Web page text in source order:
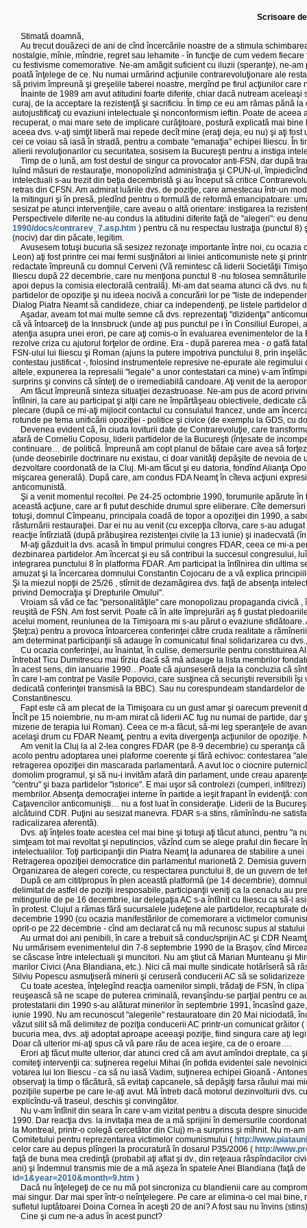
Scrisoare
Stimată doamnă,
Au trecut douăzeci de ani de cînd încercările noastre de a stimula
nostalgie, mînie, mîndrie, regret sau lehamite - în funcţie de cum vedem
cu festivisme comemorative. Ne-am amăgit suficient cu iluzii (speranţe), ne-
poată înţelege de ce. Nu numai urmărind acţiunile contrarevoluţionare ale
să privim împreună şi greşelile taberei noastre, mergînd pe firul acţiunilor care
Înainte de 1989 am avut atitudini foarte diferite, chiar dacă nutream
curaj, de la acceptare la rezistenţă şi sacrificiu. În timp ce eu am rămas pănă
autojustificaţi cu evaziuni intelectuale şi nonconformism ieftin. Poate de
recuperat, o mai mare sete de implicare curăţitoare, postură explicată mai bine
aceea dvs. v-aţi simţit liberă mai repede decît mine (eraţi deja, eu nu) şi aţi
cei ce voiau să iasă în stradă, pentru a combate "emanaţia" echipei Iliescu. În
alierii revoluţionarilor cu securitatea, sosisem la Bucureşti pentru a instiga
Timp de o lună, am fost destul de singur ca provocator anti-FSN, dar după
luînd măsuri de restauraţie, monopolizînd administraţia şi CPUN-ul,
intelectuali s-au trezit din beţia decembristă şi au început să critice
retras din CFSN. Am admirat luările dvs. de poziţie, care amestecau într-un
la mitinguri şi în presă, pledînd pentru o formulă de reformă emancipatoare:
sesizat pe atunci intervenţiile, care aveau o altă orientare: instigarea la
Perspectivele diferite ne-au condus la atitudini diferite faţă de "alegeri": eu
1990/docs/contrarev_7.asp.htm ) pentru că nu respectau lustraţia (punctul
(nociv) dar din păcate, legitim.
Avusesem totuşi bucuria să sesizez rezonaţe importante între noi, cu
Leon) aţi fost printre cei mai fermi susţinători ai liniei anticomuniste nete şi
redactate împreună cu domnul Cerveni (Vă remintesc că liderii Societăţii
Iliescu după 22 decembrie, care nu menţiona punctul 8 -nu folosea
apoi depus la comisia electorală centrală). Mi-am dat seama atunci că dvs.
partidelor de opoziţie şi nu ideea nocivă a concurării lor pe "liste de
Dialog Piatra Neamt să candideze, chiar ca independenţi, pe listele partidelor
Aşadar, aveam tot mai multe semne că dvs. reprezentaţi "dizidenţa"
că vă întoarceţi de la Innsbruck (unde aţi pus punctul pe i în Consiliul
atenţia asupra unei erori, pe care aţi comis-o în evaluarea evenimentelor de
rezolve criza cu ajutorul forţelor de ordine. Era - după parerea mea - o gafă
FSN-ului lui Iliescu şi Roman (ajuns la putere impotriva punctului 8, prin
contestau justificat -, folosind instrumentele represive ne-epurate ale
altele, expunerea la represalii "legale" a unor contestatari ca mine) v-am
surprins şi convins că sînteţi de o iremediabilă candoare. Aţi venit de la
Am făcut împreună sinteza situaţiei dezastruoase. Ne-am pus de acord
întîlniri, la care au participat şi alţii care ne împărtăşeau obiectivele, dedicate
plecare (după ce mi-aţi mijlocit contactul cu consulatul francez, unde am
rotunde pe tema unificării opoziţiei - politice şi civice (de exemplu la GDS, cu
Devenea evident că, în ciuda loviturii date de Contrarevoluţie, care
afară de Corneliu Coposu, liderii partidelor de la Bucureşti (înţesate de
continuare… de politică. Împreună am copt planul de bătaie care avea să
(unde deosebirile doctrinare nu existau, ci doar vanităţi depăşite de nevoia
dezvoltare coordonată de la Cluj. Mi-am făcut şi eu datoria, fondînd Alianţa
mişcarea generală). După care, am condus FDA Neamţ în cîteva acţiuni
anticomunistă.
Şi a venit momentul recoltei. Pe 24-25 octombrie 1990, forumurile apărute
această acţiune, care ar fi putut deschide drumul spre eliberare. Cîte
totuşi, domnul Cîmpeanu, principala coadă de topor a opoziţiei din 1990, a
răsturnării restauraţiei. Dar ei nu au venit (cu excepţia cîtorva, care s-au
reacţie întîrziată (după prăbuşirea rezistenţei civile la 13 iunie) şi inadecvată
M-aţi găzduit la dvs. acasă în timpul primului congres FDAR, ceea ce mi-a
dezbinarea partidelor. Am încercat şi eu să contribui la succesul congresului,
integrarea punctului 8 în platforma FDAR. Am participat la întîlnirea din ultima
amuzat şi la încercarea domnului Constantin Cojocaru de a vă explica
Şi la miezul nopţii de 25/26 , stîrnit de dezamăgirea dvs. faţă de absenţa
privind Democraţia şi Drepturile Omului".
Vroiam să văd ce fac "personalităţile" care monopolizau propaganda civică
reuşită de FSN. Am fost servit. Poate că în alte împrejurări aş fi gustat
acelui moment, reuniunea de la Timişoara mi s-au părut o evaziune
Şteţca) pentru a provoca întoarcerea conferinţei către cruda realitate a
am determinat participanţii să adauge în comunicatul final solidarizarea cu
Cu ocazia conferinţei, au înaintat, în culise, demersurile pentru constituirea
întrebat Ticu Dumitrescu mai tîrziu dacă să mă adauge la lista membrilor
în acest sens, din ianuarie 1990…Poate că ajunseseră deja la concluzia că
în care l-am contrat pe Vasile Popovici, care susţinea că securiştii reversibili
dedicată conferinţei transmisă la BBC). Sau nu corespundeam standardelor
Constantinescu.
Fapt este că am plecat de la Timişoara cu un gust amar şi oarecum
Încît pe 15 noiembrie, nu m-am mirat că liderii AC fug nu numai de partide,
mizerie de terapia lui Roman). Ceea ce m-a făcut, să-mi leg speranţele de
acelaşi drum cu FDAR Neamţ, pentru a evita divergenţa acţiunilor de
Am venit la Cluj la al 2-lea congres FDAR (pe 8-9 decembrie) cu speranţa
acolo pentru adoptarea unei plaforme coerente şi fără echivoc: contestarea
retragerea opoziţiei din mascarada parlamentară. A avut loc o ciocnire
domolim programul, şi să nu-i invităm afară din parlament, unde creau
"centru" şi baza partidelor "istorice". E mai uşor să controlezi (cumperi,
membrilor. Absenţa democraţiei interne în partide a ieşit frapant în evidenţă:
Caţavencilor anticomunişti… nu a fost luat în consideraţie. Liderii de la
alcătuind CDR. Puţini au sesizat manevra. FDAR s-a stins, rămînîndu-ne
radicalizarea aferentă).
Dvs. aţi înţeles toate acestea cel mai bine şi totuşi aţi tăcut atunci, pentru "a
simţeam tot mai revoltat şi neputincios, văzînd cum se alege praful din
intelectualilor. Toţi participanţii din Piatra Neamţ la adunarea de stabilire a
Retragerea opoziţiei democratice din parlamentul marionetă 2. Demisia
Organizarea de alegeri corecte, cu respectarea punctului 8, de un guvern de
După ce am citit/propus în plen această platformă (pe 14 decembrie),
delimitat de astfel de poziţii iresposabile, participanţii veniţi ca la cenaclu au
mitingurile de pe 16 decembrie, iar delegaţia AC s-a întîlnit cu Iliescu ca să-l
în protest. Clujul a rămas fără sucursalele judeţene ale partidelor, recapturate
decembrie 1990 (cu ocazia manifestărilor de comemorare a victimelor
oprit-o pe 22 decembrie - cînd am declarat că nu mă recunosc supus al
Au urmat doi ani penibili, în care a trebuit să conduc/sprijin AC şi CDR
Nu urmărisem evenimentelul din 7-8 septembrie 1990 de la Braşov, cînd
se căscase între intelectuali şi muncitori. Nu am ştiut că Marian Munteanu şi
marilor Civici (Ana Blandiana, etc.). Nici că mai multe sindicate hotărîseră să
Silviu Popescu asmuţiseră minerii şi ceruseră conducerii AC să se solidarizeze
Cu toate acestea, înţelegînd reacţia oamenilor simpli, trădaţi de FSN, în
reuşească să ne scape de puterea criminală, revanşîndu-se parţial pentru ce
protestatarii din 1990 s-au alăturat minerilor în septembrie 1991, încasînd
iunie 1990. Nu am recunoscut "alegerile" restauratoare din 20 Mai niciodată,
văzut silit să mă delimitez de poziţia conducerii AC printr-un comunicat grăitor (
bucuria mea, dvs. aţi adoptat aproape aceeaşi poziţie, fiind singura care aţi
Doar că ulterior mi-aţi spus că vă pare rău de acea ieşire, ca de o eroare….
Erori aţi făcut multe ulterior, dar atunci cred că am avut amîndoi dreptate,
comiteţi intervenţii ca: suţinerea regelui Mihai (în pofida evidentei sale
votarea lui Ion Iliescu - ca să nu iasă Vadim, suţinerea echipei Gioană -
observaţi la timp o făcătură, să evitaţi capcanele, să depăşiţi farsa răului mai
poziţiile superbe pe care le-aţi avut. Mă întreb dacă motorul dezinvolturii dvs.
explicîndu-vă traseul, deschis şi convingător.
Nu v-am întîlnit din seara în care v-am vizitat pentru a discuta despre
1990. Dar reacţia dvs. la invitaţia mea de a mă sprijini în demersurile
la Montreal, printr-o colegă cercetător din Cluj) m-a surprins şi mîhnit. Nu m-
Comitetului pentru reprezentarea victimelor comunismului ( http://
celor care au depus plîngeri la procuratură în dosarul P35/2006 ( http://
faţă de buna mea credinţă (probabil aţi aflat şi dv., din reţeaua răspîndacilor
ani) şi îndemnul transmis mie de a mă aşeza în spatele Anei Blandiana (faţă
id=1&year=2010&month=9.htm )
Dacă nu înţelegeţi de ce nu mă pot sincroniza cu blandienii care au
mai singur. Dar mai sper într-o neînţelegere. Pe care ar elimina-o cel mai
sufletul luptătoarei Doina Cornea în aceşti 20 de ani? A fost sau nu învins
Cine şi cum ne-a adus în acest punct?